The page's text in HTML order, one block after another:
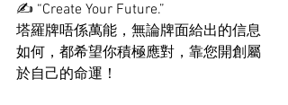
✍️ “Create Your Future.”
塔羅牌唔係萬能，無論牌面給出的信息
如何，都希望你積極應對，靠您開創屬
於自己的命運！